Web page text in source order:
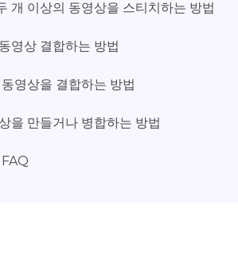
개 이상의 동영상을 스티치하는 방법
영상 결합하는 방법
영상을 결합하는 방법
을 만들거나 병합하는 방법